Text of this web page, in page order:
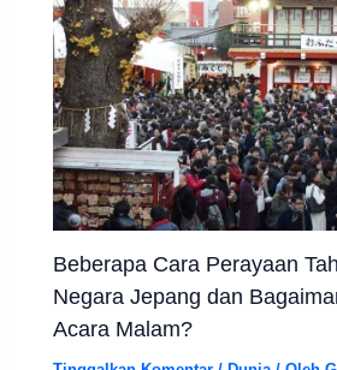
Beberapa Cara Perayaan
Negara Jepang dan
Acara Malam?